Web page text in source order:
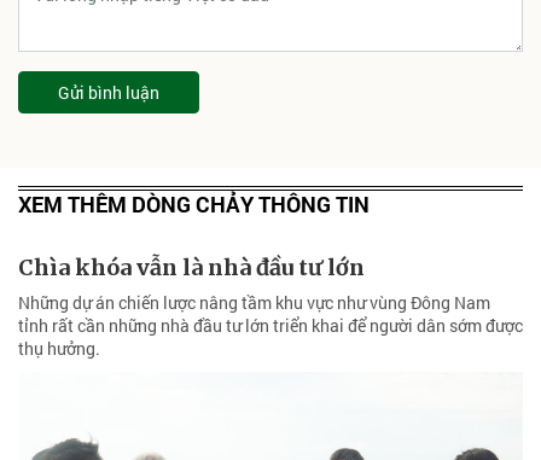
Gửi bình luận
XEM THÊM DÒNG CHẢY THÔNG TIN
Chìa khóa vẫn là nhà đầu tư lớn
Những dự án chiến lược nâng tầm khu vực như vùng Đông Nam
tỉnh rất cần những nhà đầu tư lớn triển khai để người dân sớm được
thụ hưởng.